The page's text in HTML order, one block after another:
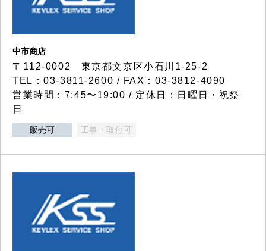
中市商店
〒112-0002 東京都文京区小石川1-25-2
TEL：03-3811-2600 / FAX：03-3812-4090
営業時間：7:45〜19:00 / 定休日：日曜日・祝祭
日
販売可 工事・取付可